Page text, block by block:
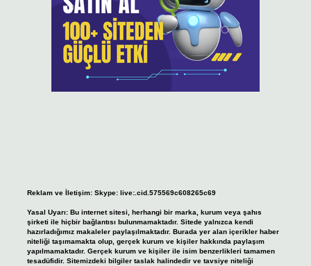
Reklam ve İletişim: Skype: live:.cid.575569c608265c69
Yasal Uyarı: Bu internet sitesi, herhangi bir marka, kurum veya şahıs
şirketi ile hiçbir bağlantısı bulunmamaktadır. Sitede yalnızca kendi
hazırladığımız makaleler paylaşılmaktadır. Burada yer alan içerikler haber
niteliği taşımamakta olup, gerçek kurum ve kişiler hakkında paylaşım
yapılmamaktadır. Gerçek kurum ve kişiler ile isim benzerlikleri tamamen
tesadüfidir. Sitemizdeki bilgiler taslak halindedir ve tavsiye niteliği